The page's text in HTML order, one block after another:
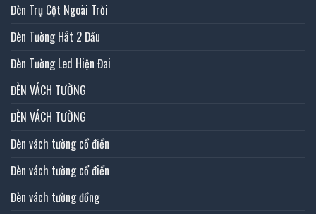
Đèn Trụ Cột Ngoài Trời
Đèn Tường Hắt 2 Đầu
Đèn Tường Led Hiện Đai
ĐÈN VÁCH TƯỜNG
ĐÈN VÁCH TƯỜNG
Đèn vách tường cổ điển
Đèn vách tường cổ điển
Đèn vách tường đồng